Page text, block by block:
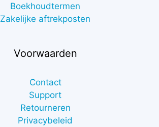
Boekhoudtermen
Zakelijke aftrekposten
Voorwaarden
Contact
Support
Retourneren
Privacybeleid